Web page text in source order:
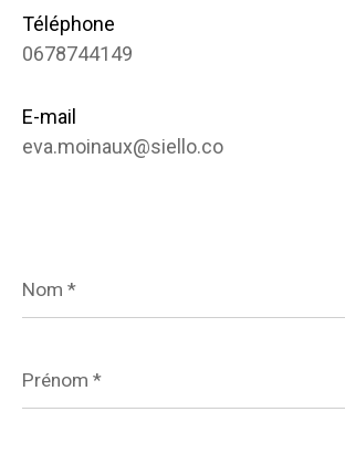
Téléphone
0678744149
E-mail
eva.moinaux@siello.co
*
*